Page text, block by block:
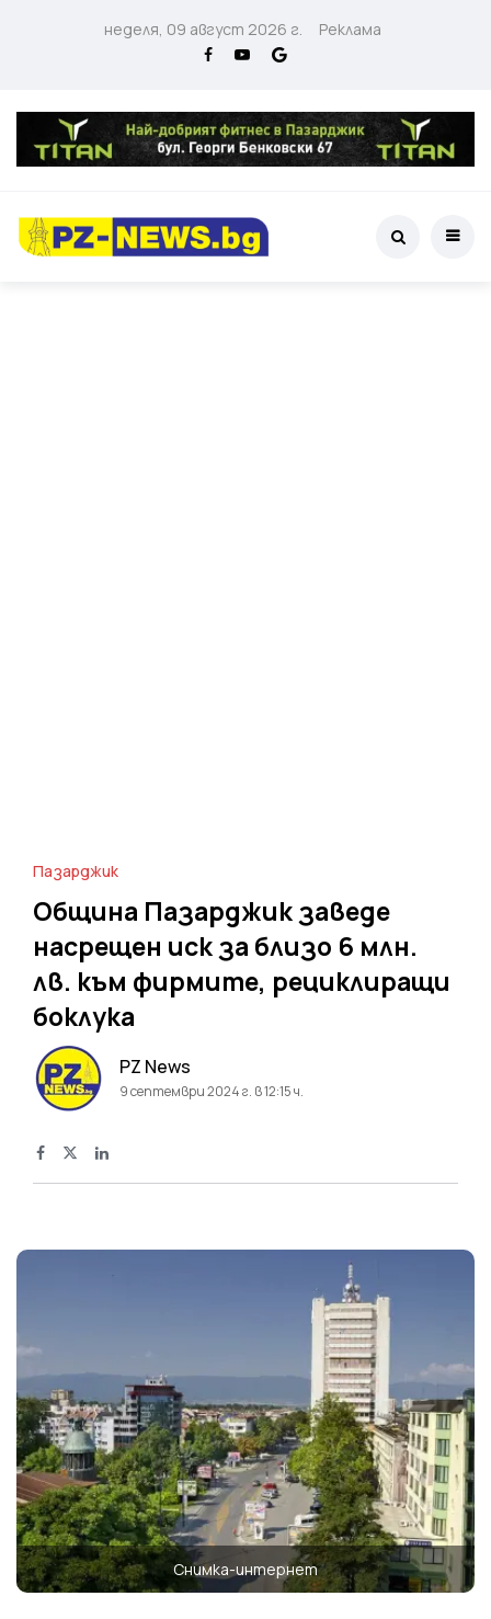
неделя, 09 август 2026 г. Реклама
Пазарджик
Община Пазарджик заведе
насрещен иск за близо 6 млн.
лв. към фирмите, рециклиращи
боклука
PZ News
9 септември 2024 г. в 12:15 ч.
Снимка-интернет